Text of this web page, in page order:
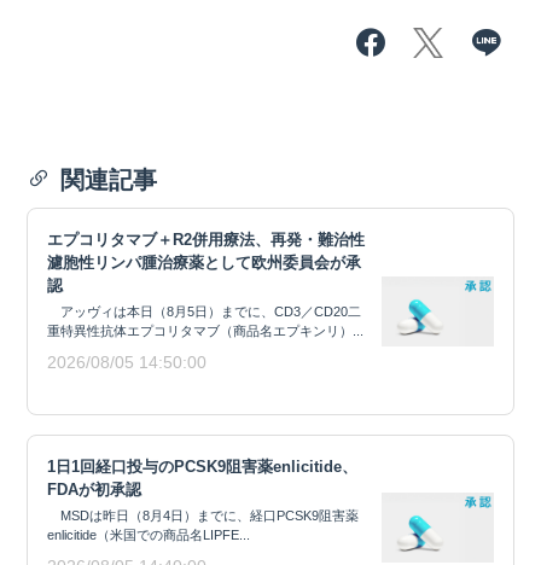
関連記事
エプコリタマブ＋R2併用療法、再発・難治性
濾胞性リンパ腫治療薬として欧州委員会が承
認
アッヴィは本日（8月5日）までに、CD3／CD20二
重特異性抗体エプコリタマブ（商品名エプキンリ）...
2026/08/05 14:50:00
1日1回経口投与のPCSK9阻害薬enlicitide、
FDAが初承認
MSDは昨日（8月4日）までに、経口PCSK9阻害薬
enlicitide（米国での商品名LIPFE...